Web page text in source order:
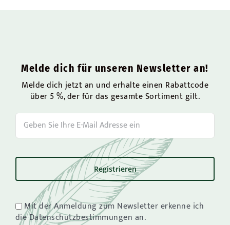
Melde dich für unseren Newsletter an!
Melde dich jetzt an und erhalte einen Rabattcode
über 5 %, der für das gesamte Sortiment gilt.
Mit der Anmeldung zum Newsletter erkenne ich
die Datenschutzbestimmungen an.